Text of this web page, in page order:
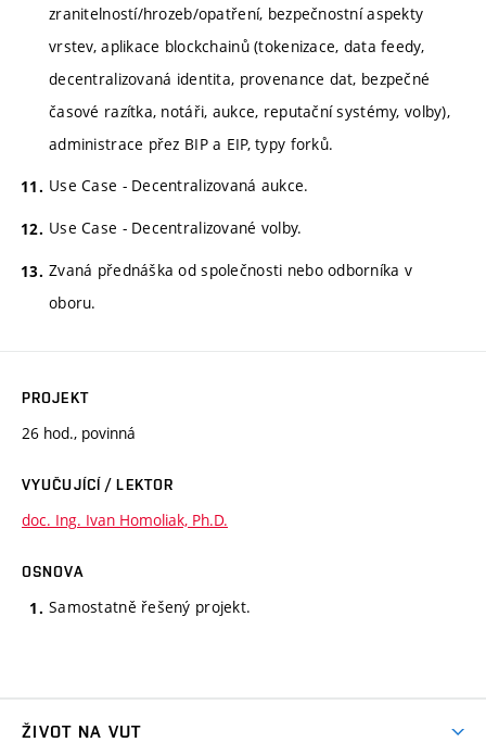
zranitelností/hrozeb/opatření, bezpečnostní aspekty
vrstev, aplikace blockchainů (tokenizace, data feedy,
decentralizovaná identita, provenance dat, bezpečné
časové razítka, notáři, aukce, reputační systémy, volby),
administrace přez BIP a EIP, typy forků.
Use Case - Decentralizovaná aukce.
Use Case - Decentralizované volby.
Zvaná přednáška od společnosti nebo odborníka v
oboru.
PROJEKT
26 hod., povinná
VYUČUJÍCÍ / LEKTOR
doc. Ing. Ivan Homoliak, Ph.D.
OSNOVA
Samostatně řešený projekt.
ŽIVOT NA VUT